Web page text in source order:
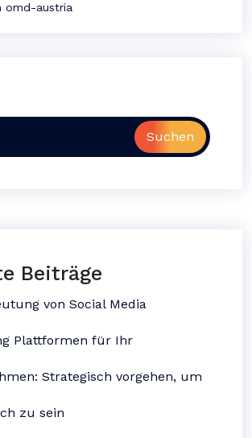
omd-austria
Suchen
Beiträge
von Social Media
Plattformen für Ihr
Strategisch vorgehen, um
zu sein